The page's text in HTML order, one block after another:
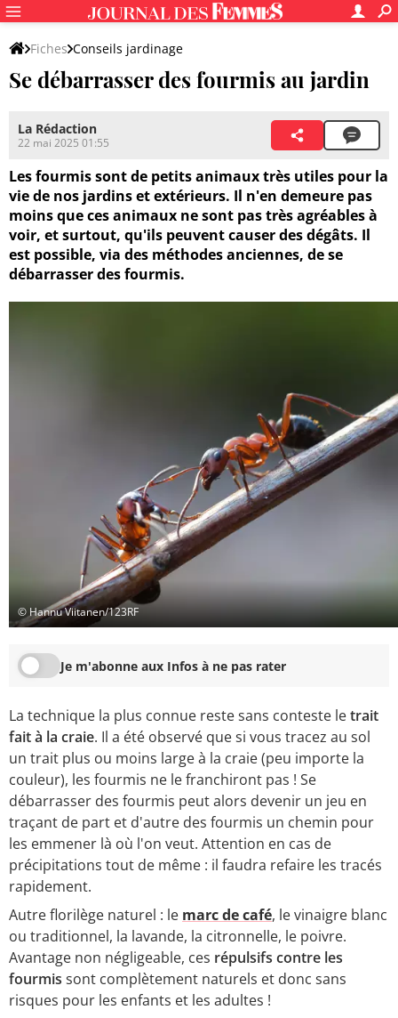
Fiches Conseils jardinage
Entretien du jardin et des végétaux Parasites et maladies
Se débarrasser des fourmis au jardin
La Rédaction
22 mai 2025 01:55
Les fourmis sont de petits animaux très utiles pour la
vie de nos jardins et extérieurs. Il n'en demeure pas
moins que ces animaux ne sont pas très agréables à
voir, et surtout, qu'ils peuvent causer des dégâts. Il
est possible, via des méthodes anciennes, de se
débarrasser des fourmis.
© Hannu Viitanen/123RF
Je m'abonne aux Infos à ne pas rater
La technique la plus connue reste sans conteste letrait
fait à la craie. Il a été observé que si vous tracez au sol
un trait plus ou moins large à la craie (peu importe la
couleur), les fourmis ne le franchiront pas ! Se
débarrasser des fourmis peut alors devenir un jeu en
traçant de part et d'autre des fourmis un chemin pour
les emmener là où l'on veut. Attention en cas de
précipitations tout de même : il faudra refaire les tracés
rapidement.
Autre florilège naturel : le marc de café, le vinaigre blanc
ou traditionnel, la lavande, la citronnelle, le poivre.
Avantage non négligeable, ces répulsifs contre les
fourmis sont complètement naturels et donc sans
risques pour les enfants et les adultes !